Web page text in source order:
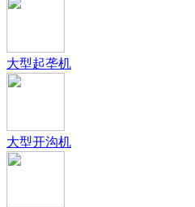
大型起垄机
大型开沟机